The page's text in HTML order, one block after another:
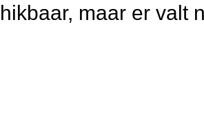
maar er valt